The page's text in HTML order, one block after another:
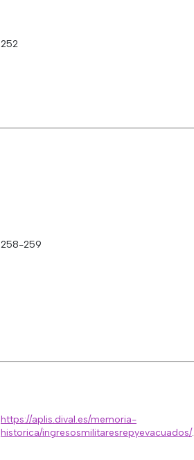
252
258-259
https://aplis.dival.es/memoria-
historica/ingresosmilitaresrepyevacuados/